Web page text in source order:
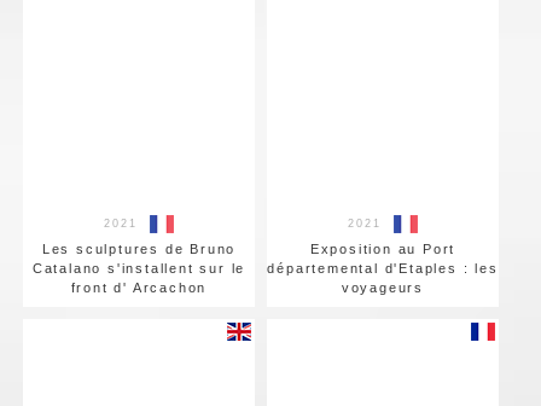
2021
Les sculptures de Bruno
Catalano s'installent sur le
front d' Arcachon
2021
Exposition au Port
départemental d'Etaples : les
voyageurs